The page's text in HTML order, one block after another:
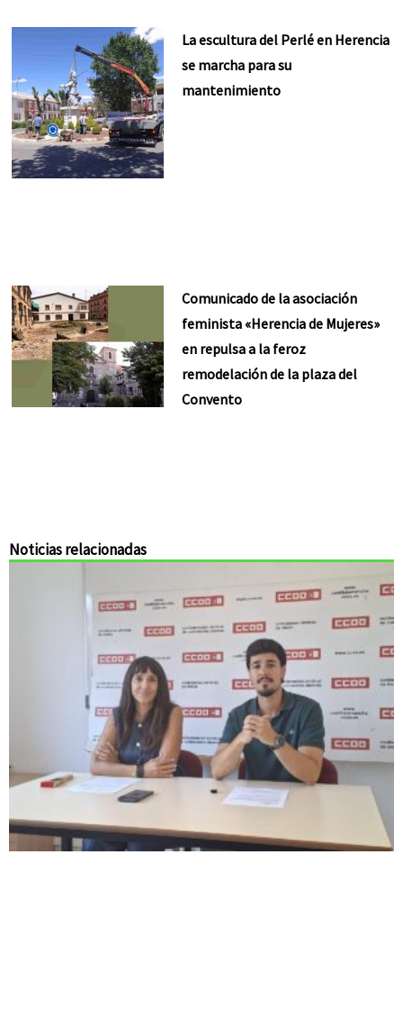
La escultura del Perlé en Herencia
se marcha para su
mantenimiento
Comunicado de la asociación
feminista «Herencia de Mujeres»
en repulsa a la feroz
remodelación de la plaza del
Convento
Noticias relacionadas